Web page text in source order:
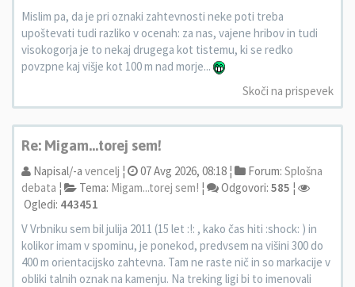
Mislim pa, da je pri oznaki zahtevnosti neke poti treba
upoštevati tudi razliko v ocenah: za nas, vajene hribov in tudi
visokogorja je to nekaj drugega kot tistemu, ki se redko
povzpne kaj višje kot 100 m nad morje...
Skoči na prispevek
Re: Migam...torej sem!
Napisal/-a vencelj ¦ 07 Avg 2026, 08:18 ¦ Forum: Splošna
debata ¦ Tema: Migam...torej sem! ¦ Odgovori: 585 ¦
Ogledi: 443451
V Vrbniku sem bil julija 2011 (15 let :!: , kako čas hiti :shock: ) in
kolikor imam v spominu, je ponekod, predvsem na višini 300 do
400 m orientacijsko zahtevna. Tam ne raste nič in so markacije v
obliki talnih oznak na kamenju. Na treking ligi bi to imenovali